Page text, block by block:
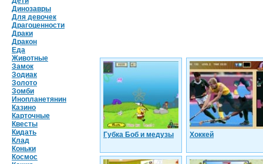
Динозавры
Для девочек
Драгоценности
Драки
Дракон
Еда
Животные
Замок
Зодиак
Золото
Зомби
Инопланетянин
Казино
Карточные
Квесты
Кидать
Клад
Коньки
Космос
Губка Боб и медузы Хоккей